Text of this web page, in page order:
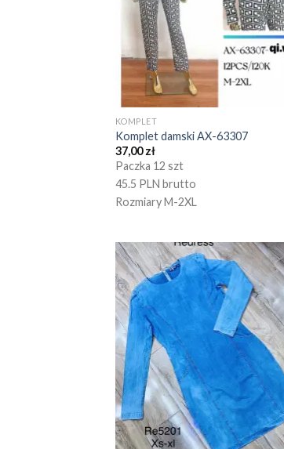
KOMPLET
Komplet damski AX-63307
37,00zł
Paczka 12 szt
45.5 PLN brutto
Rozmiary M-2XL